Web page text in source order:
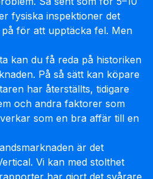
fysiska inspektioner det
för att upptäcka fel. Men
kan du få reda på historiken
På så sätt kan köpare
har återställts, tidigare
och andra faktorer som
som en bra affär till en
är det
Vi kan med stolthet